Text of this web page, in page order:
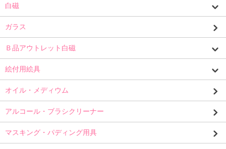
白磁
ガラス
Ｂ品アウトレット白磁
絵付用絵具
オイル・メディウム
アルコール・ブラシクリーナー
マスキング・パディング用具